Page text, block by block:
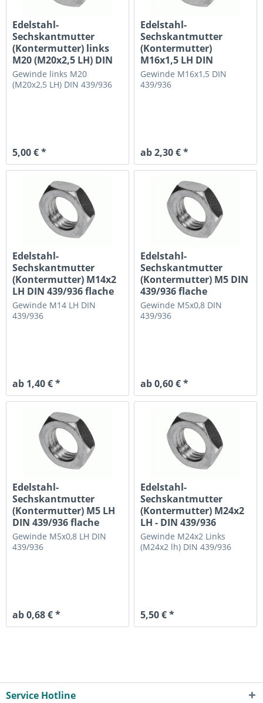
Edelstahl-
Sechskantmutter
(Kontermutter) links
M20 (M20x2,5 LH) DIN
439/936...
Gewinde links M20
(M20x2,5 LH) DIN 439/936
5,00 € *
Edelstahl-
Sechskantmutter
(Kontermutter)
M16x1,5 LH DIN
439/936 flache...
Gewinde M16x1,5 DIN
439/936
ab 2,30 € *
Edelstahl-
Sechskantmutter
(Kontermutter) M14x2
LH DIN 439/936 flache
Ausführung
Gewinde M14 LH DIN
439/936
ab 1,40 € *
Edelstahl-
Sechskantmutter
(Kontermutter) M5 DIN
439/936 flache
Ausführung
Gewinde M5x0,8 DIN
439/936
ab 0,60 € *
Edelstahl-
Sechskantmutter
(Kontermutter) M5 LH
DIN 439/936 flache
Ausführung
Gewinde M5x0,8 LH DIN
439/936
ab 0,68 € *
Edelstahl-
Sechskantmutter
(Kontermutter) M24x2
LH - DIN 439/936
flache...
Gewinde M24x2 Links
(M24x2 lh) DIN 439/936
5,50 € *
Service Hotline